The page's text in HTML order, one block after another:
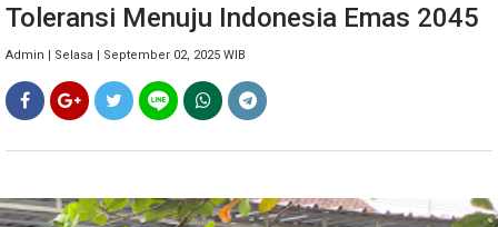
Toleransi Menuju Indonesia Emas 2045
Admin | Selasa | September 02, 2025 WIB